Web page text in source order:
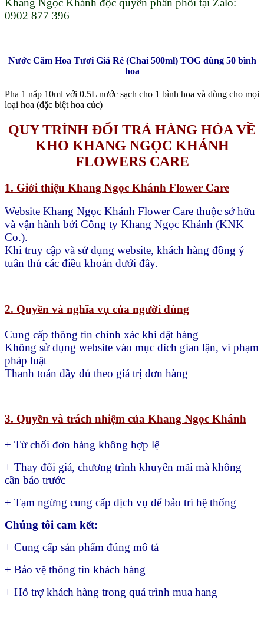
Khang Ngọc Khánh độc quyền phân phối tại Zalo:
0902 877 396
Nước Cắm Hoa Tươi Giá Rẻ (Chai 500ml) TOG dùng 50 bình
hoa
Pha 1 nắp 10ml với 0.5L nước sạch cho 1 bình hoa và dùng cho mọi
loại hoa (đặc biệt hoa cúc)
QUY TRÌNH ĐỔI TRẢ HÀNG HÓA VỀ
KHO KHANG NGỌC KHÁNH
FLOWERS CARE
1. Giới thiệu Khang Ngọc Khánh Flower Care
Website Khang Ngọc Khánh Flower Care thuộc sở hữu
và vận hành bởi Công ty Khang Ngọc Khánh (KNK
Co.).
Khi truy cập và sử dụng website, khách hàng đồng ý
tuân thủ các điều khoản dưới đây.
2. Quyền và nghĩa vụ của người dùng
Cung cấp thông tin chính xác khi đặt hàng
Không sử dụng website vào mục đích gian lận, vi phạm
pháp luật
Thanh toán đầy đủ theo giá trị đơn hàng
3. Quyền và trách nhiệm của Khang Ngọc Khánh
+ Từ chối đơn hàng không hợp lệ
+ Thay đổi giá, chương trình khuyến mãi mà không
cần báo trước
+ Tạm ngừng cung cấp dịch vụ để bảo trì hệ thống
Chúng tôi cam kết:
+ Cung cấp sản phẩm đúng mô tả
+ Bảo vệ thông tin khách hàng
+ Hỗ trợ khách hàng trong quá trình mua hang